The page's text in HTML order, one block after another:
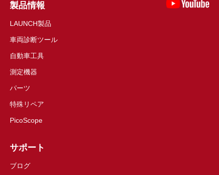
製品情報
LAUNCH製品
車両診断ツール
自動車工具
測定機器
パーツ
特殊リペア
PicoScope
サポート
ブログ